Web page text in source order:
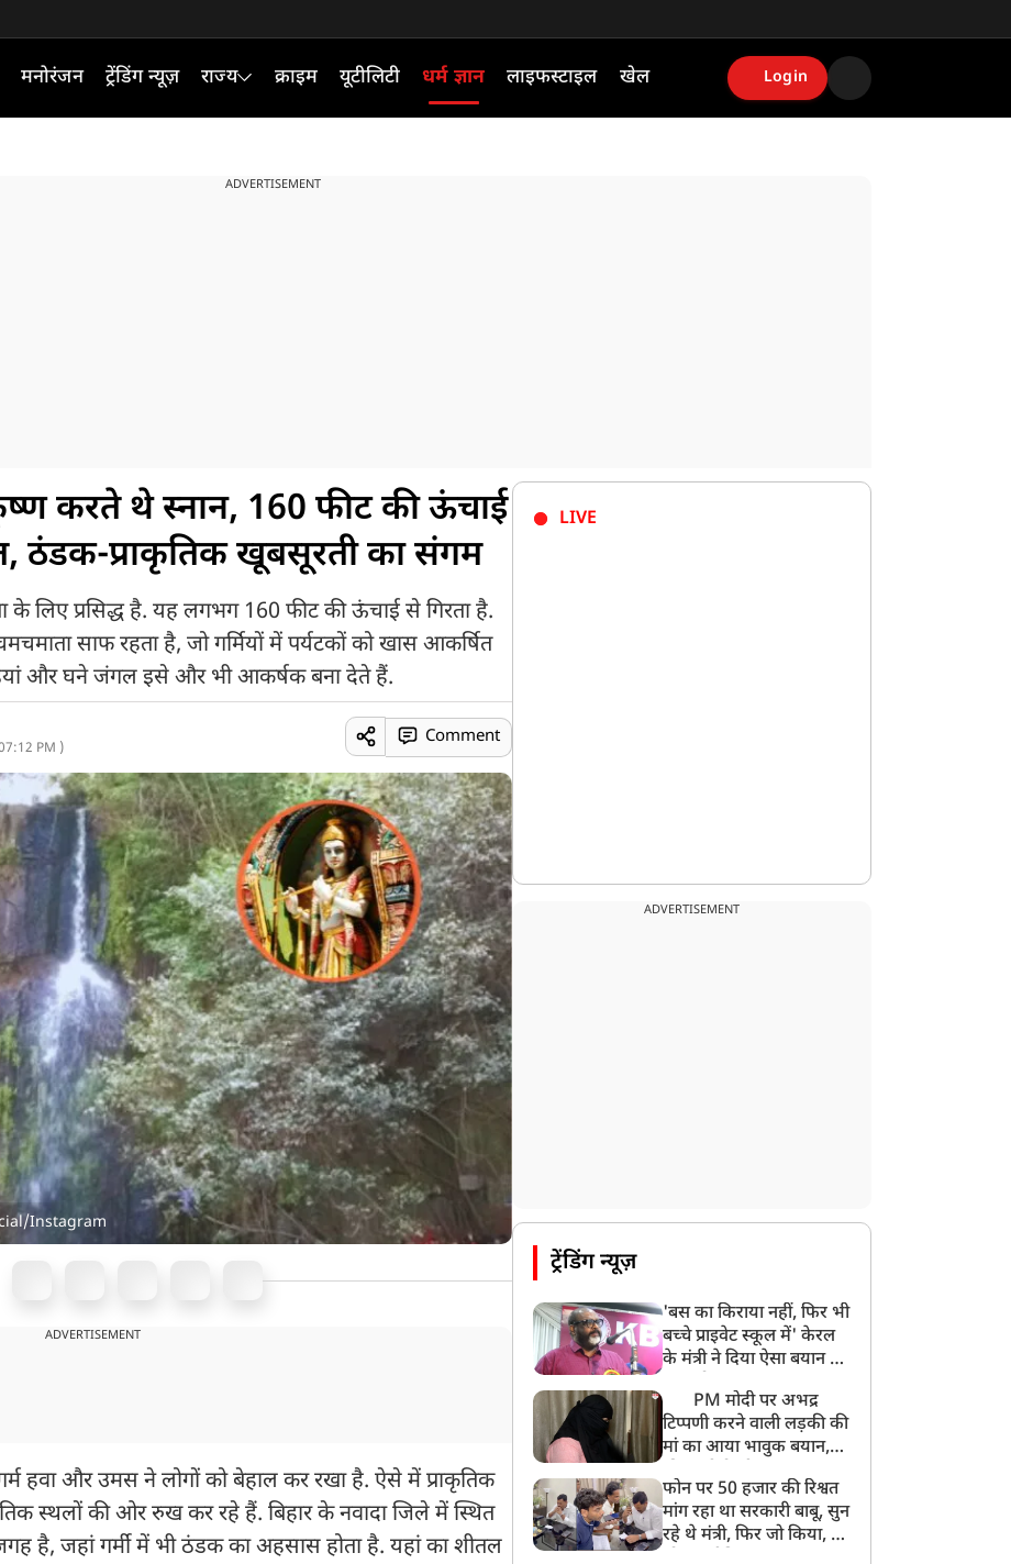
मनोरंजन ट्रेंडिंग न्यूज़ राज्य क्राइम यूटीलिटी धर्म ज्ञान लाइफस्टाइल खेल Login
ADVERTISEMENT
करते थे स्नान, 160 फीट की ऊंचाई
ठंडक-प्राकृतिक खूबसूरती का संगम
लिए प्रसिद्ध है. यह लगभग 160 फीट की ऊंचाई से गिरता है.
साफ रहता है, जो गर्मियों में पर्यटकों को खास आकर्षित
और घने जंगल इसे और भी आकर्षक बना देते हैं.
PM )
Comment
Instagram
ADVERTISEMENT
हवा और उमस ने लोगों को बेहाल कर रखा है. ऐसे में प्राकृतिक
स्थलों की ओर रुख कर रहे हैं. बिहार के नवादा जिले में स्थित
है, जहां गर्मी में भी ठंडक का अहसास होता है. यहां का शीतल
LIVE
ADVERTISEMENT
ट्रेंडिंग न्यूज़
'बस का किराया नहीं, फिर भी
बच्चे प्राइवेट स्कूल में' केरल
के मंत्री ने दिया ऐसा बयान की
PM मोदी पर अभद्र
टिप्पणी करने वाली लड़की की
मां का आया भावुक बयान,
बेटी को गोद लें प्रधानमंत्री
फोन पर 50 हजार की रिश्वत
मांग रहा था सरकारी बाबू, सुन
रहे थे मंत्री, फिर जो किया, वो